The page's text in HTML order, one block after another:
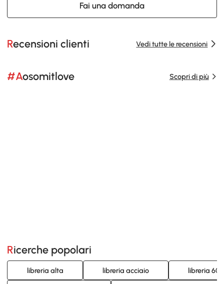
Fai una domanda
Recensioni clienti Vedi tutte le recensioni
#Aosomitlove Scopri di più
Ricerche popolari
libreria alta libreria acciaio libreria 60